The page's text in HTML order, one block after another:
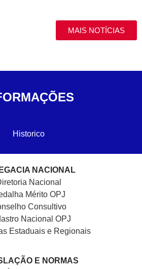
MAIS NOTÍCIAS
Historico
NACIONAL
Nacional
Mérito OPJ
Consultivo
Nacional OPJ
Estaduais e Regionais
E NORMAS